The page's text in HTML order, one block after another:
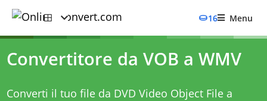
16 Menu
Convertitore da VOB a WMV
Converti il tuo file da DVD Video Object File a